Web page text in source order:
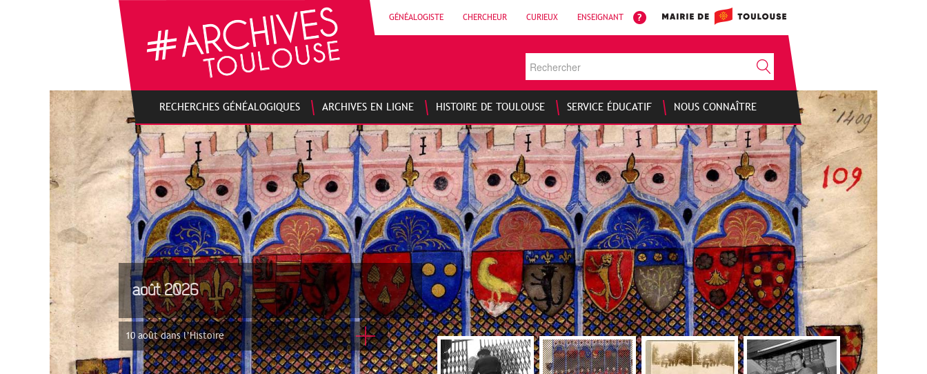
GÉNÉALOGISTE CHERCHEUR CURIEUX ENSEIGNANT
RECHERCHES GÉNÉALOGIQUES ARCHIVES EN LIGNE HISTOIRE DE TOULOUSE SERVICE ÉDUCATIF NOUS CONNAÎTRE
août 2026
10 août dans l’Histoire
Cookies management panel